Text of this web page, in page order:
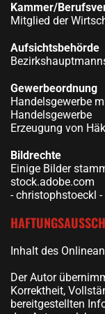
Kammer/
Mitglied der
Aufsichtsbehörde
Gewerbeordnung
Handelsgewerbe
Handelsgewerbe
Erzeugung von
Bildrechte
Einige Bilder
stock.adobe.com
- christophstoeckl
Inhalt des
Der Autor
Korrektheit,
bereitgestellten